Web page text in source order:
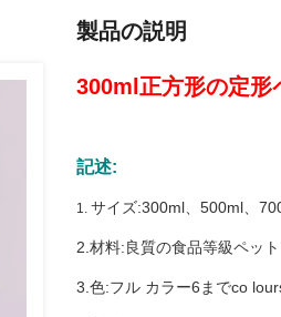
製品の説明
300ml正方形の定形
記述:
1. サイズ:300ml、500ml、
2.材料:良質の食品等級ペット
3.色:フル カラー6までco